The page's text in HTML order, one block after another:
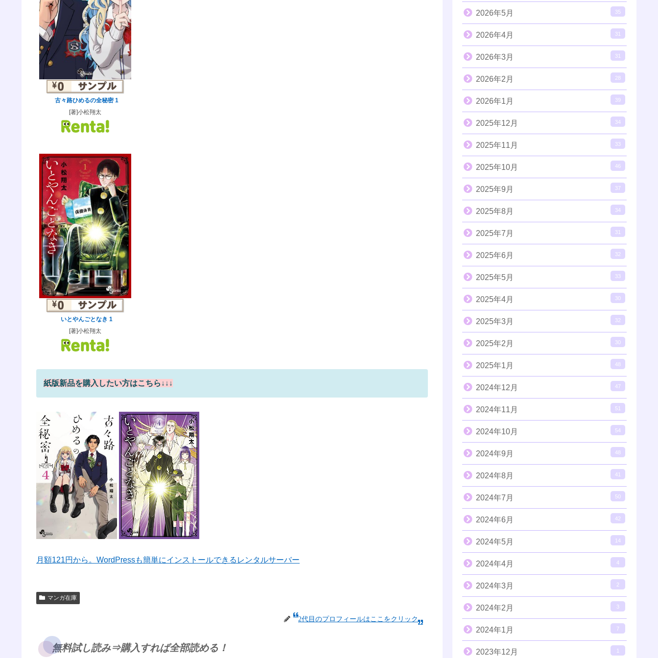
古々路ひめるの全秘密 1
[著]小松翔太
いとやんごとなき 1
[著]小松翔太
紙版新品を購入したい方はこちら↓↓↓
月額121円から。WordPressも簡単にインストールできるレンタルサーバー
マンガ在庫
2代目のプロフィールはここをクリック
無料試し読み⇒購入すれば全部読める！
2026年5月 35
2026年4月 31
2026年3月 31
2026年2月 28
2026年1月 39
2025年12月 34
2025年11月 33
2025年10月 46
2025年9月 37
2025年8月 34
2025年7月 31
2025年6月 32
2025年5月 33
2025年4月 30
2025年3月 32
2025年2月 30
2025年1月 48
2024年12月 47
2024年11月 51
2024年10月 54
2024年9月 48
2024年8月 41
2024年7月 50
2024年6月 42
2024年5月 14
2024年4月 4
2024年3月 2
2024年2月 3
2024年1月 7
2023年12月 1